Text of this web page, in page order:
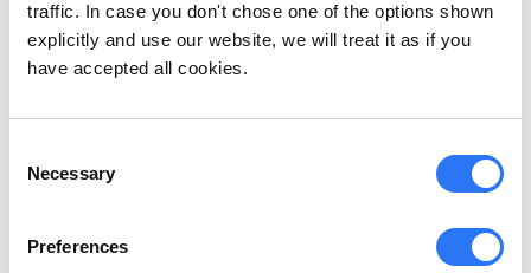
traffic. In case you don't chose one of the options shown
explicitly and use our website, we will treat it as if you
have accepted all cookies.
Selection
Necessary
Preferences
waarden en overtuigingen van een organisatie die
op hun beurt de werknemerservaring beïnvloeden.
fysieke werkomgeving, die allemaal bijdragen aan